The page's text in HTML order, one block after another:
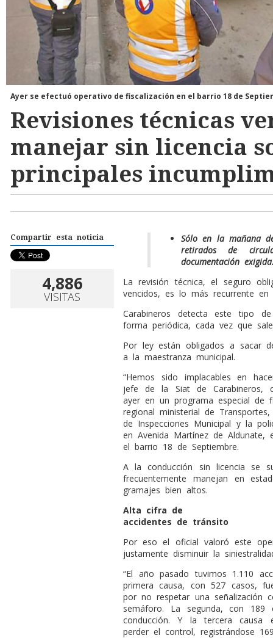
Ayer se efectuó operativo de fiscalización en el barrio 18 de
Revisiones técnicas
manejar sin licencia
principales
Compartir esta noticia
4,886
VISITAS
Sólo en la mañana
retiradosde
documentación
La revisión técnica, el seguro
vencidos, es lo más recurrente
Carabineros detecta este tipo
forma periódica, cada vez que
Por ley están obligados a sacar
a la maestranza municipal.
“Hemos sido implacables en
jefe de la Siat de Carabineros,
ayer en un programa especial de
regional ministerial de
de Inspecciones Municipal y la
en Avenida Martínez de Aldunate,
el barrio 18 de Septiembre.
A la conducción sin licencia se
frecuentemente manejan en
gramajes bien altos.
Alta cifra de
accidentes de tránsito
Por eso el oficial valoró este
justamente disminuir la
“El año pasado tuvimos 1.110
primera causa, con 527 casos,
por no respetar una señalización
semáforo. La segunda, con
conducción. Y la tercera
perder el control, registrándose